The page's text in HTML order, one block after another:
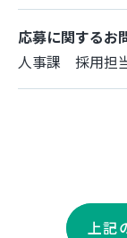
応募に関するお
人事課 採用担
上